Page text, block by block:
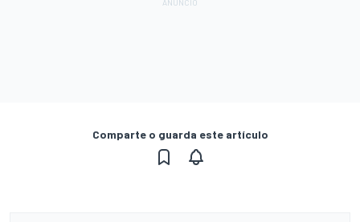
Comparte o guarda este artículo